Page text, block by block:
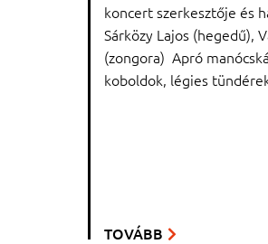
koncert szerkesztője és
Sárközy Lajos (hegedű),
(zongora) Apró
koboldok, légies
TOVÁBB